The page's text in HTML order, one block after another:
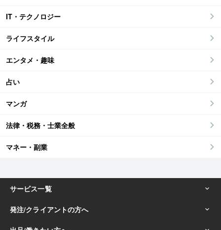
IT・テクノロジー
ライフスタイル
エンタメ・趣味
占い
マンガ
法律・税務・士業全般
マネー・副業